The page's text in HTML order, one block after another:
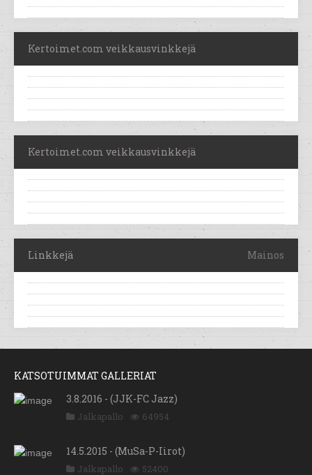
Kertoimet.com veikkausvinkkejä
Kertoimet.com veikkausvinkkejä
Linkkejä Mainos
KATSOTUIMMAT GALLERIAT
3.8.2016 - (JJK-FC Jazz)
Jalkapallo 64954
14.5.2015 - (MuSa-P-Iirot)
Jalkapallo 52400